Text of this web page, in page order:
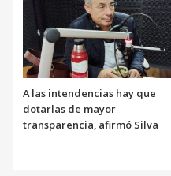
A las intendencias hay que
dotarlas de mayor
transparencia, afirmó Silva